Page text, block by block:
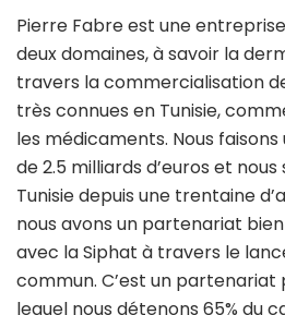
Pierre Fabre est une
deux domaines, à savoir la
travers la commercialisation
très connues en Tunisie,
les médicaments. Nous
de 2.5 milliards d’euros et
Tunisie depuis une trentaine
nous avons un partenariat
avec la Siphat à travers le
commun. C’est un
lequel nous détenons 65% du